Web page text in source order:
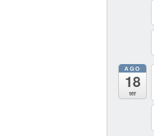
AGO
18
ter